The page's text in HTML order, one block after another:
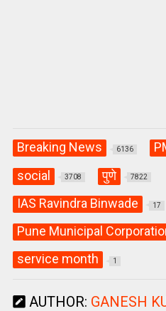
Breaking News 6136
social 3708 पुणे 7822
IAS Ravindra Binwade 17
Pune Municipal
service month 1
AUTHOR: GANESH